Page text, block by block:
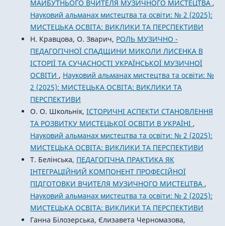
МАЙБУТНЬОГО ВЧИТЕЛЯ МУЗИЧНОГО МИСТЕЦТВА ,
Науковий альманах мистецтва та освіти: № 2 (2025):
МИСТЕЦЬКА ОСВІТА: ВИКЛИКИ ТА ПЕРСПЕКТИВИ
Н. Кравцова, О. Зварич, РОЛЬ МУЗИЧНО -
ПЕДАГОГІЧНОЇ СПАДЩИНИ МИКОЛИ ЛИСЕНКА В
ІСТОРІЇ ТА СУЧАСНОСТІ УКРАЇНСЬКОЇ МУЗИЧНОЇ
ОСВІТИ , Науковий альманах мистецтва та освіти: №
2 (2025): МИСТЕЦЬКА ОСВІТА: ВИКЛИКИ ТА
ПЕРСПЕКТИВИ
О. О. Школьнік, ІСТОРИЧНІ АСПЕКТИ СТАНОВЛЕННЯ
ТА РОЗВИТКУ МИСТЕЦЬКОЇ ОСВІТИ В УКРАЇНІ ,
Науковий альманах мистецтва та освіти: № 2 (2025):
МИСТЕЦЬКА ОСВІТА: ВИКЛИКИ ТА ПЕРСПЕКТИВИ
Т. Белінська, ПЕДАГОГІЧНА ПРАКТИКА ЯК
ІНТЕГРАЦІЙНИЙ КОМПОНЕНТ ПРОФЕСІЙНОЇ
ПІДГОТОВКИ ВЧИТЕЛЯ МУЗИЧНОГО МИСТЕЦТВА ,
Науковий альманах мистецтва та освіти: № 2 (2025):
МИСТЕЦЬКА ОСВІТА: ВИКЛИКИ ТА ПЕРСПЕКТИВИ
Ганна Білозерська, Єлизавета Черномазова,